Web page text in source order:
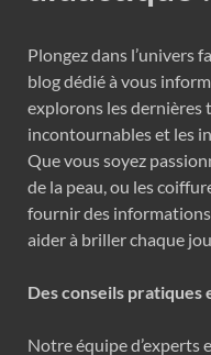
Plongez dans l’univers
blog dédié à vous
explorons les dernières
incontournables et les
Que vous soyez
de la peau, ou les
fournir des
aider à briller chaque
Des conseils pratiques
Notre équipe d’experts